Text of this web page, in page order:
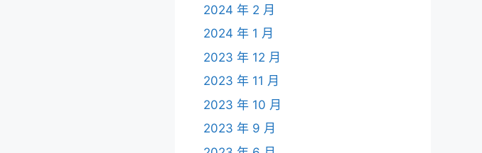
2024 年 2 月
2024 年 1 月
2023 年 12 月
2023 年 11 月
2023 年 10 月
2023 年 9 月